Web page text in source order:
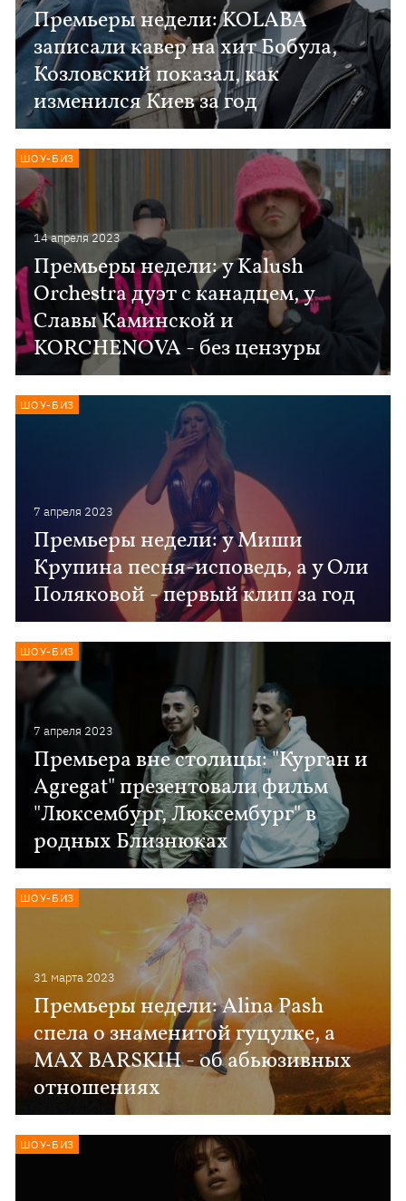
Премьеры недели: KOLABA
записали кавер на хит Бобула,
Козловский показал, как
изменился Киев за год
14 апреля 2023
Премьеры недели: у Kalush
Orchestra дуэт с канадцем, у
Славы Каминской и
KORCHENOVA - без цензуры
ШОУ-БИЗ
7 апреля 2023
Премьеры недели: у Миши
Крупина песня-исповедь, а у Оли
Поляковой - первый клип за год
ШОУ-БИЗ
7 апреля 2023
Премьера вне столицы: "Курган и
Agregat" презентовали фильм
"Люксембург, Люксембург" в
родных Близнюках
ШОУ-БИЗ
31 марта 2023
Премьеры недели: Alina Pash
спела о знаменитой гуцулке, а
MAX BARSKIH - об абьюзивных
отношениях
ШОУ-БИЗ
ШОУ-БИЗ